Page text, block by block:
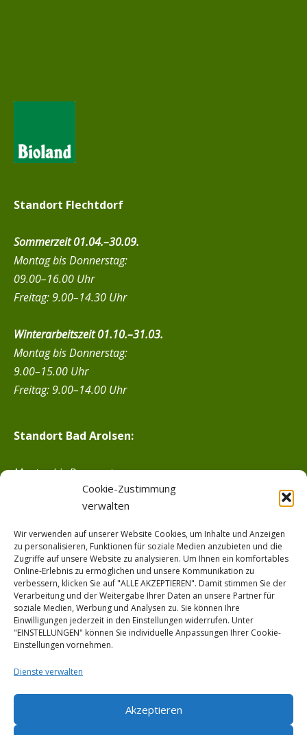
Cookie-Zustimmung
verwalten
Wir verwenden auf unserer Website Cookies, um Inhalte und Anzeigen
zu personalisieren, Funktionen für soziale Medien anzubieten und die
Zugriffe auf unsere Website zu analysieren. Um Ihnen ein komfortables
Online-Erlebnis zu ermöglichen und unsere Kommunikation zu
verbessern, klicken Sie auf "ALLE AKZEPTIEREN". Damit stimmen Sie der
Verarbeitung und der Weitergabe Ihrer Daten an unsere Partner für
soziale Medien, Werbung und Analysen zu. Sie können Ihre
Einwilligungen jederzeit in den Einstellungen widerrufen. Unter
"EINSTELLUNGEN" können Sie individuelle Anpassungen Ihrer Cookie-
Einstellungen vornehmen.
Dienste verwalten
Akzeptieren
Standort Flechtdorf
Sommerzeit 01.04.–30.09.
Montag bis Donnerstag:
09.00–16.00 Uhr
Freitag: 9.00–14.30 Uhr
Winterarbeitszeit 01.10.–31.03.
Montag bis Donnerstag:
9.00–15.00 Uhr
Freitag: 9.00–14.00 Uhr
Standort Bad Arolsen:
Montag bis Donnerstag:
9.00–15.00 Uhr
von 9.00–13.00 Uh
---------
Lieferungs- und Zahlungsbedingungen
Kontakt
Datenschutz­